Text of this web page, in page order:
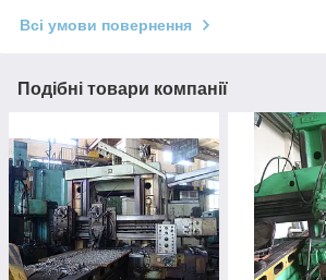
Всі умови повернення
Подібні товари компанії